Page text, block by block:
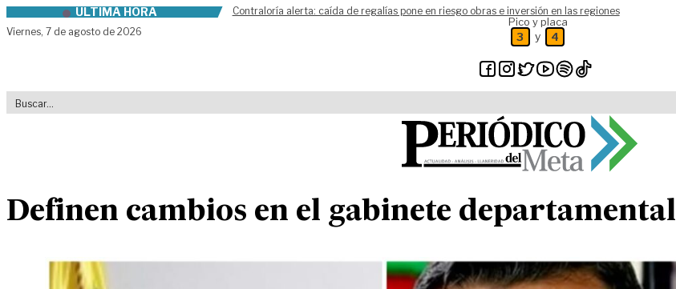
Skip to contentÚLTIMA HORA
Contraloría alerta: caída de regalías pone en riesgo obras e inversión en las regiones
Viernes, 7 de agosto de 2026
Pico y placa
3 y 4
Definen cambios en el gabinete departamental